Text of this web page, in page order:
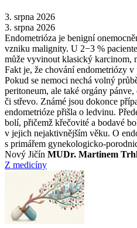
3. srpna 2026
3. srpna 2026
Endometrióza je benigní
vzniku malignity. U 2−3 %
může vyvinout klasický karcinom,
Fakt je, že chování endometriózy
Pokud se nemoci nechá volný
peritoneum, ale také orgány
či střevo. Známé jsou dokonce
endometrióze přišla o ledvinu.
bolí, přičemž křečovité a bodavé
v jejich nejaktivnějším věku. O
s primářem gynekologicko-
Nový Jičín MUDr. Martinem
Z medicíny